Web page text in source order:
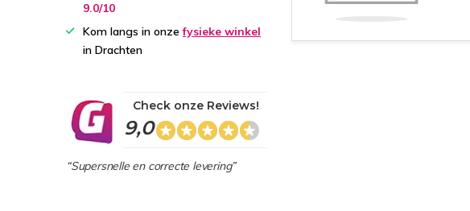
9.0/10
Kom langs in onzefysieke winkel
in Drachten
9,0
Check onze Reviews!
“Supersnelle en correcte levering”